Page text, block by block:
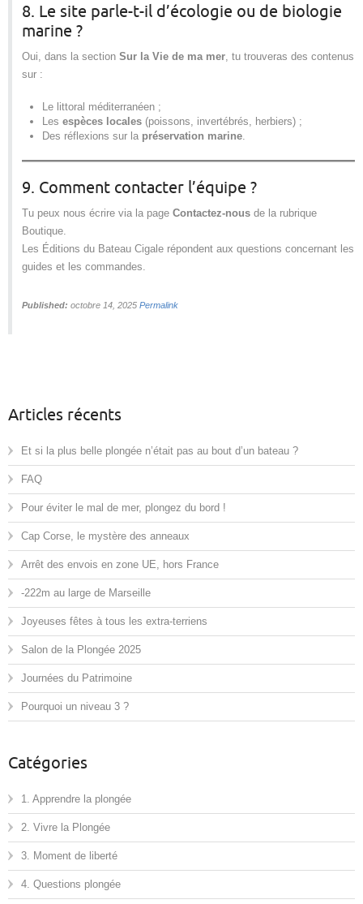
8. Le site parle-t-il d’écologie ou de biologie
marine ?
Oui, dans la section Sur la Vie de ma mer , tu trouveras des contenus
sur :
Le littoral méditerranéen ;
Les espèces locales (poissons, invertébrés, herbiers) ;
Des réflexions sur la préservation marine
9. Comment contacter l’équipe ?
Tu peux nous écrire via la page Contactez-nous de la rubrique
Boutique.
Les Éditions du Bateau Cigale répondent aux questions concernant les
guides et les commandes.
Published: octobre 14, 2025 Permalink
Articles récents
Et si la plus belle plongée n’était pas au bout d’un bateau ?
FAQ
Pour éviter le mal de mer, plongez du bord !
Cap Corse, le mystère des anneaux
Arrêt des envois en zone UE, hors France
-222m au large de Marseille
Joyeuses fêtes à tous les extra-terriens
Salon de la Plongée 2025
Journées du Patrimoine
Pourquoi un niveau 3 ?
Catégories
1. Apprendre la plongée
2. Vivre la Plongée
3. Moment de liberté
4. Questions plongée